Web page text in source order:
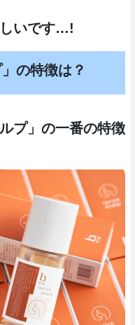
いです…!
の特徴は？
プ」の一番の特徴